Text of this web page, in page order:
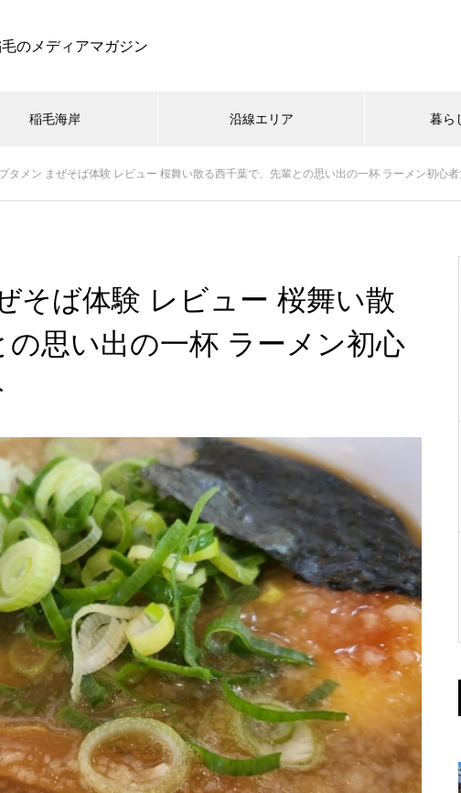
のメディアマガジン
稲毛海岸 沿線エリア 暮ら
グルメ お出かけ イベント 暮らす
キャン
亭跡地にオープン｜おすすめは
おうマ
レビュ
介
との噂も
」
ベーカ
専門店
【祝オープン】ペリエ稲毛が大
規模リニューアル！新食品フロ
ア「GOURMARENA」のおすす
め店舗を紹介
Pi
〜徹底
稲毛 EVER GREEN の口コミ・
レビュー 隠れ家カフェでゆった
り女子会
グルメ お出かけ イベント 暮らす
レビュ
ア「GOURMARENA」のおすす
底レビ
千葉みなとエリア 幕張エリア 検見川エリア 西千
徴
リウム
インタビュー プレゼント企画 開店情報
タメン まぜそば体験 レビュー 桜舞い散る西千葉で、先輩との思い出の一杯 ラーメン初心者
そば体験 レビュー 桜舞い散
の思い出の一杯 ラーメン初心